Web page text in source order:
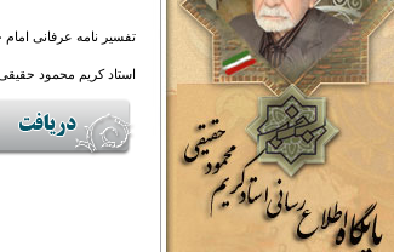
تفسیر نامه عرفانی امام
استاد کریم محمود